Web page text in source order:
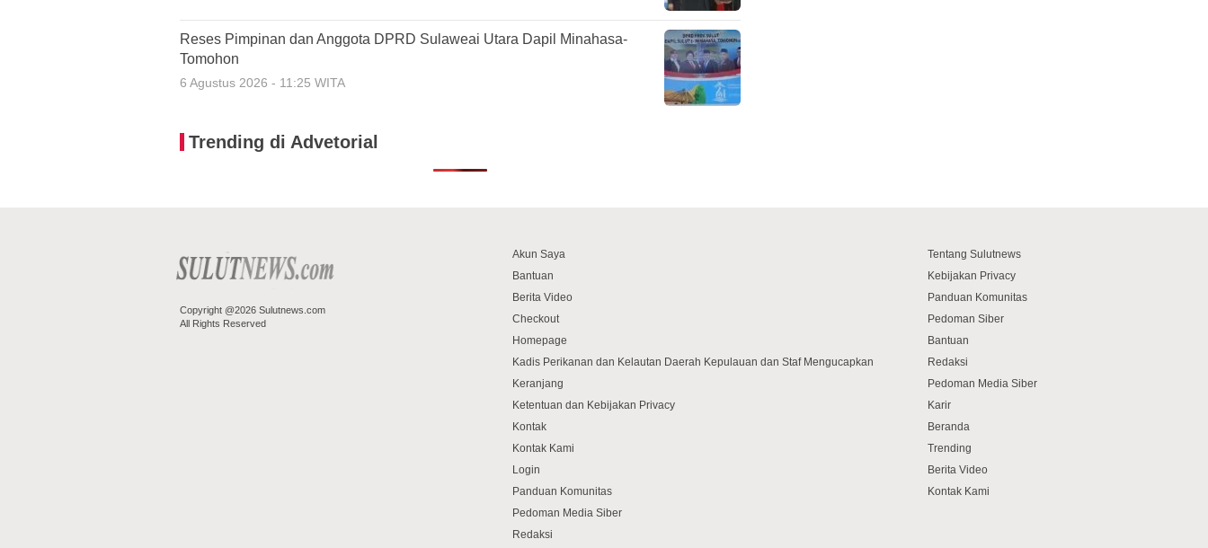
Reses Pimpinan dan Anggota DPRD Sulaweai Utara Dapil Minahasa-
Tomohon
6 Agustus 2026 - 11:25 WITA
Trending di Advetorial
Copyright @2026 Sulutnews.com
All Rights Reserved
Akun Saya
Bantuan
Berita Video
Checkout
Homepage
Kadis Perikanan dan Kelautan Daerah Kepulauan dan Staf Mengucapkan
Keranjang
Ketentuan dan Kebijakan Privacy
Kontak
Kontak Kami
Login
Panduan Komunitas
Pedoman Media Siber
Redaksi
Tentang Sulutnews
Kebijakan Privacy
Panduan Komunitas
Pedoman Siber
Bantuan
Redaksi
Pedoman Media Siber
Karir
Beranda
Trending
Berita Video
Kontak Kami